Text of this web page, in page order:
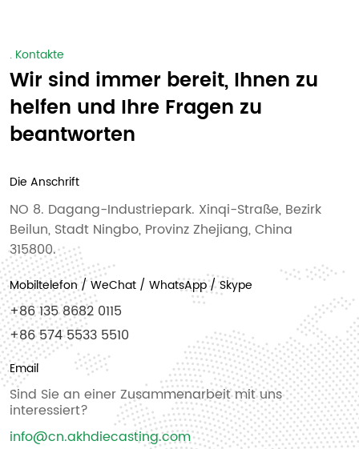
. Kontakte
Wir sind immer bereit, Ihnen zu
helfen und Ihre Fragen zu
beantworten
Die Anschrift
NO 8. Dagang-Industriepark. Xinqi-Straße, Bezirk
Beilun, Stadt Ningbo, Provinz Zhejiang, China
315800.
Mobiltelefon / WeChat / WhatsApp / Skype
+86 135 8682 0115
+86 574 5533 5510
Email
Sind Sie an einer Zusammenarbeit mit uns
interessiert?
info@cn.akhdiecasting.com